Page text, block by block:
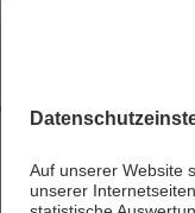
Arbeits-
Versorgung
und